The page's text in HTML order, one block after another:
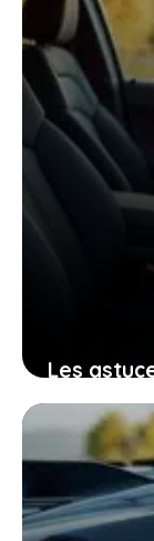
Les
Peugeot
fiche
25 janvier